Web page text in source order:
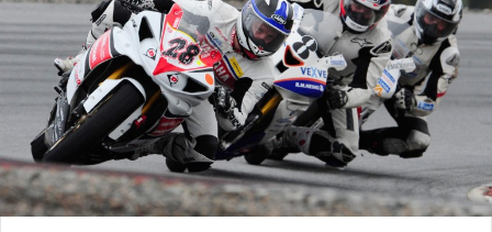
Uudet ajoneuvot
Uudet kuvat
Uudet videot
Uudet kommentit
MYYDÄÄN
Haku
Ohjeet
Ajoneuvot